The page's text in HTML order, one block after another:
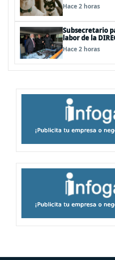
Hace 2 horas
Subsecretario
labor de la
Hace 2 horas